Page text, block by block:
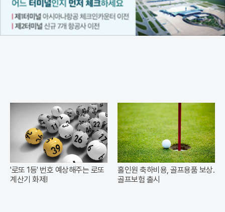
'로또 1등' 번호 예상해주는 로또
계산기 화제!
홀인원 축하비용, 골프용품 보상.
골프보험 출시